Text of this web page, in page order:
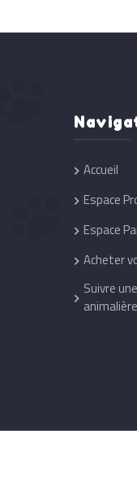
Accueil
Espace
Espace
Acheter
Suivre
animalière